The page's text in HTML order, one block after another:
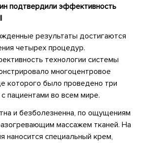
подтвердили эффективность
результаты достигаются
четырех процедур.
технологии системы
многоцентровое
которого было проведено три
пациентами во всем мире.
и безболезненна, по ощущениям
массажем тканей. На
наносится специальный крем,